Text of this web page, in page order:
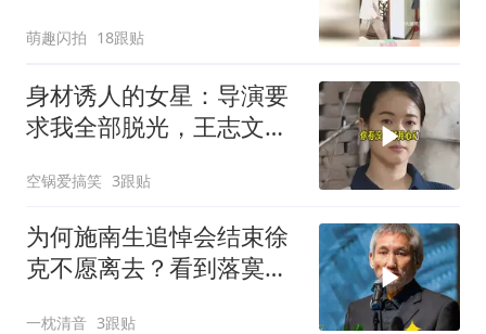
萌趣闪拍 18跟贴
身材诱人的女星：导演要
求我全部脱光，王志文的
空锅爱搞笑 3跟贴
为何施南生追悼会结束徐
克不愿离去？看到落寞背
一枕清音 3跟贴